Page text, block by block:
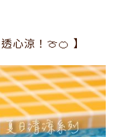
心涼！🍈🍊 】